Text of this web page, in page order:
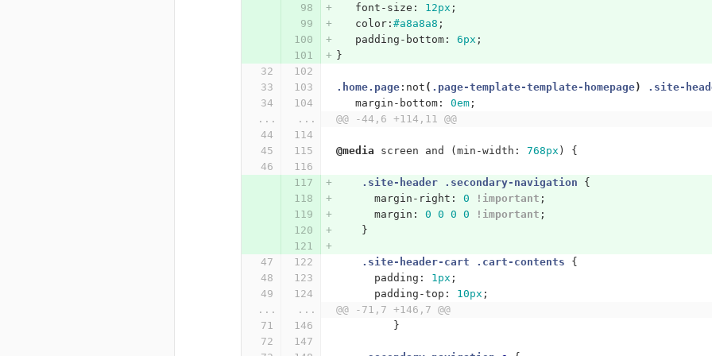
font-size : 12px ;
color: #a8a8a8 ;
padding-bottom: 6px ;
}
.home.page:not ( .page-template-template-homepage)
.site-
margin-bottom: 0em;
...
... @@ -44,6 +114,11 @@
@media screen and ( min-width : 768px ) {
.site-header .secondary-navigation
{
margin-right : 0 !important ;
margin : 0 0 0 0 !important ;
}
.site-header-cart .cart-contents
{
padding : 1px ;
padding-top : 10px ;
...
...
@@ -71,7 +146,7 @@
}